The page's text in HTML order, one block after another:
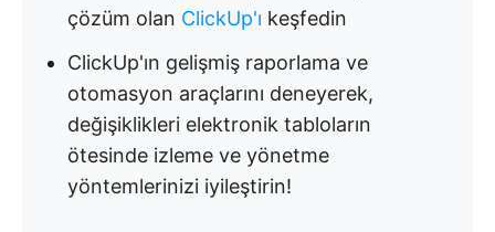
çözüm olan ClickUp'ı keşfedin
ClickUp'ın gelişmiş raporlama ve
otomasyon araçlarını deneyerek,
değişiklikleri elektronik tabloların
ötesinde izleme ve yönetme
yöntemlerinizi iyileştirin!